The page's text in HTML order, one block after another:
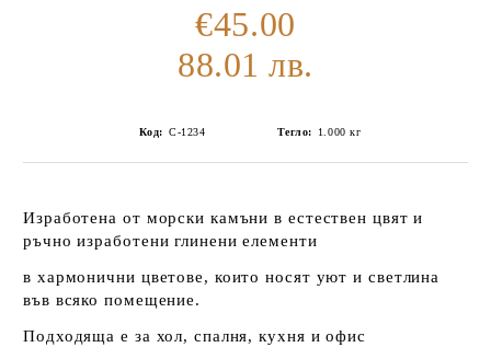
€45.00
88.01 лв.
Код: C-1234 Тегло: 1.000 кг
Изработена от морски камъни в естествен цвят и
ръчно изработени глинени елементи
в хармонични цветове, които носят уют и светлина
във всяко помещение.
Подходяща е за хол, спалня, кухня и офис